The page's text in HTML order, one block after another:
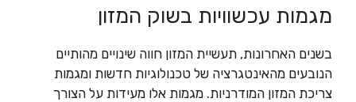
מגמות עכשוויות בשוק המזון
בשנים האחרונות, תעשיית המזון חווה שינויים מהותיים
הנובעים מהאינטגרציה של טכנולוגיות חדשות ומגמות
צריכת המזון המודרניות. מגמות אלו מעידות על הצורך